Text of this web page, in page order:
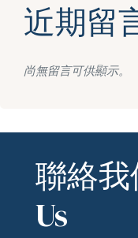
近期留
尚無留言可供顯示。
聯絡
Us